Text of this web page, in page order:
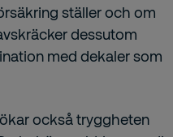
ställer och om
dessutom
med dekaler som
också tryggheten